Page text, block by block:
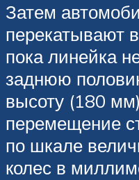
Затем
перекатывают
пока линейка
заднюю
высоту (180
перемещение
по шкале
колес в